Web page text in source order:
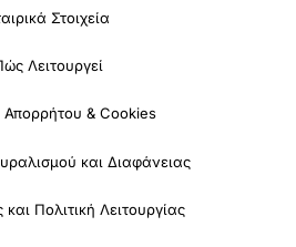
Στοιχεία
Λειτουργεί
Απορρήτου & Cookies
και Διαφάνειας
Πολιτική Λειτουργίας